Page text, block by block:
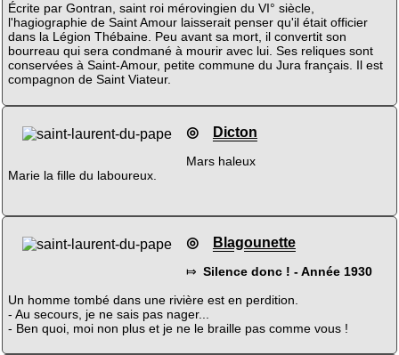
Écrite par Gontran, saint roi mérovingien du VI° siècle,
l'hagiographie de Saint Amour laisserait penser qu'il était officier
dans la Légion Thébaine. Peu avant sa mort, il convertit son
bourreau qui sera condmané à mourir avec lui. Ses reliques sont
conservées à Saint-Amour, petite commune du Jura français. Il est
compagnon de Saint Viateur.
◎ Dicton
Mars haleux
Marie la fille du laboureux.
◎ Blagounette
⤇ Silence donc ! - Année 1930
Un homme tombé dans une rivière est en perdition.
- Au secours, je ne sais pas nager...
- Ben quoi, moi non plus et je ne le braille pas comme vous !